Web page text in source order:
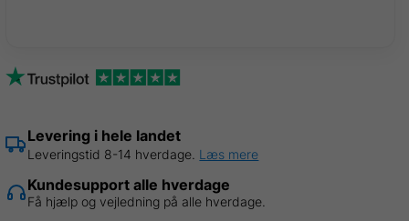
B
x
5,50
(fejlproduktion)
Levering i hele landet
Leveringstid 8-14 hverdage. Læs mere
Kundesupport alle hverdage
Få hjælp og vejledning på alle hverdage.